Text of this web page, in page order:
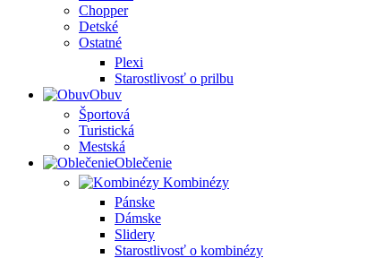
Chopper
Detské
Ostatné
Plexi
Starostlivosť o prilbu
Obuv
Športová
Turistická
Mestská
Oblečenie
Kombinézy
Pánske
Dámske
Slidery
Starostlivosť o kombinézy